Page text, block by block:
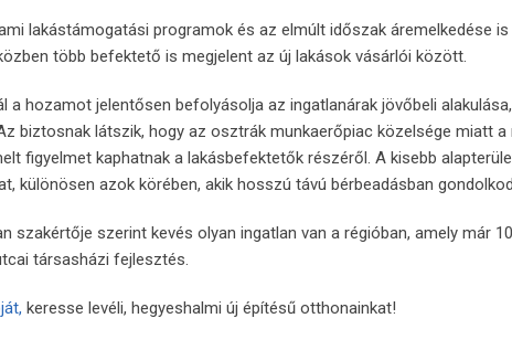
lakástámogatási programok és az elmúlt időszak áremelkedése
több befektető is megjelent az új lakások vásárlói között.
a hozamot jelentősen befolyásolja az ingatlanárak jövőbeli
biztosnak látszik, hogy az osztrák munkaerőpiac közelsége miatt
figyelmet kaphatnak a lakásbefektetők részéről. A kisebb
különösen azok körében, akik hosszú távú bérbeadásban
szakértője szerint kevés olyan ingatlan van a régióban, amely már
társasházi fejlesztés.
keresse levéli, hegyeshalmi új építésű otthonainkat!